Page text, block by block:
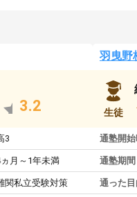
3.2
3
月～1年未満
関私立受験対策
羽曳野
生徒
通塾開
通塾期間
通った